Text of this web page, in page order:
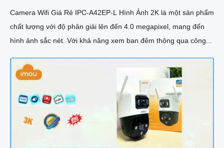
Camera Wifi Giá Rẻ IPC-A42EP-L Hình Ảnh 2K là một sản phẩm
chất lượng với độ phân giải lên đến 4.0 megapixel, mang đến
hình ảnh sắc nét. Với khả năng xem ban đêm thông qua công...